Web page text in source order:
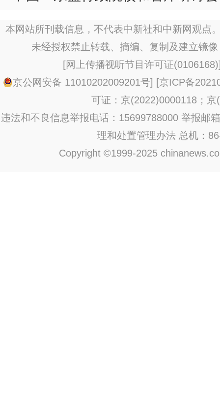
本网站所刊载信息，不代表中新社和中新网观点
未经授权禁止转载、摘编、复制及建立镜
[网上传播视听节目许可证(0106168)
京公网安备 11010202009201号] [京ICP备
可证：京(2022)0000118；京
违法和不良信息举报电话：15699788000 举报邮
理和处置管理办法 总机：
Copyright ©1999-2025